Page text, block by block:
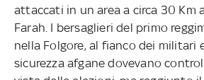
attaccati in un area a circa 30 Km
Farah. I bersaglieri del primo
nella Folgore, al fianco dei militari
sicurezza afgane dovevano